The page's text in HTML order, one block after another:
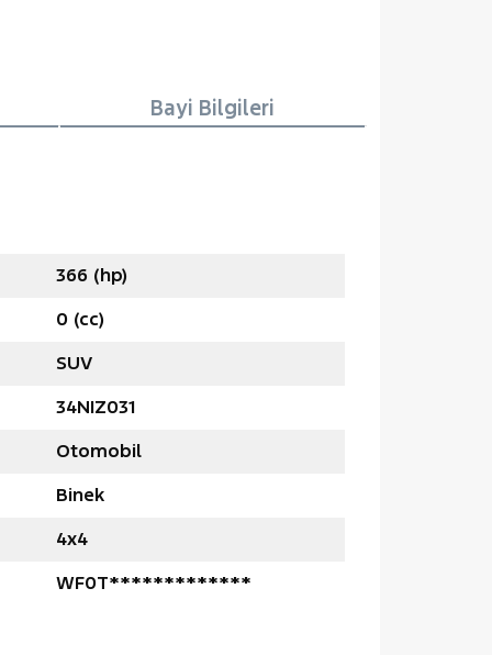
Bayi Bilgileri
366 (hp)
0 (cc)
SUV
34NIZ031
Otomobil
Binek
4x4
WF0T*************